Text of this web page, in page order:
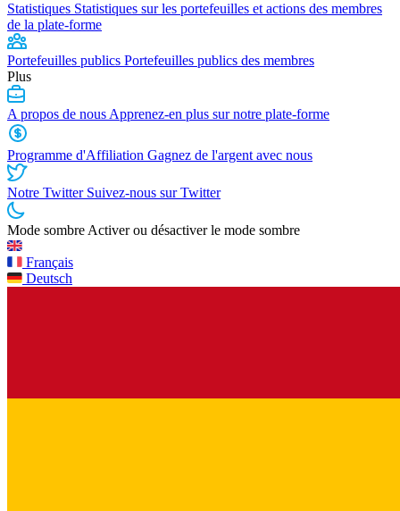
Statistiques Statistiques sur les portefeuilles et actions des membres
de la plate-forme
Portefeuilles publics Portefeuilles publics des membres
Plus
A propos de nous Apprenez-en plus sur notre plate-forme
Programme d'Affiliation Gagnez de l'argent avec nous
Notre Twitter Suivez-nous sur Twitter
Mode sombre Activer ou désactiver le mode sombre
Français
Deutsch